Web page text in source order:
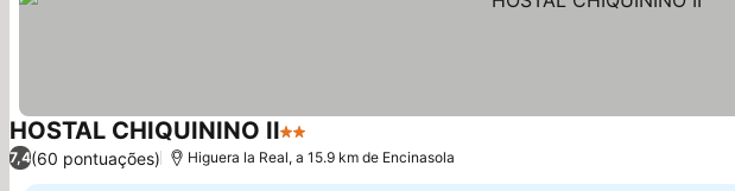
HOSTAL CHIQUININO II2 Estrelas
7,4(60 pontuações) Higuera la Real, a 15.9 km de Encinasola